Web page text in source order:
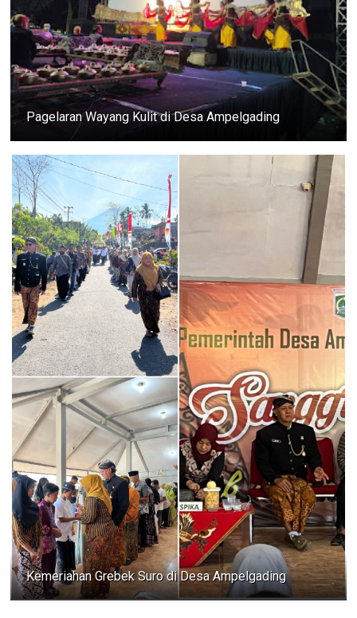
Pagelaran Wayang Kulit di Desa Ampelgading
Kemeriahan Grebek Suro di Desa Ampelgading